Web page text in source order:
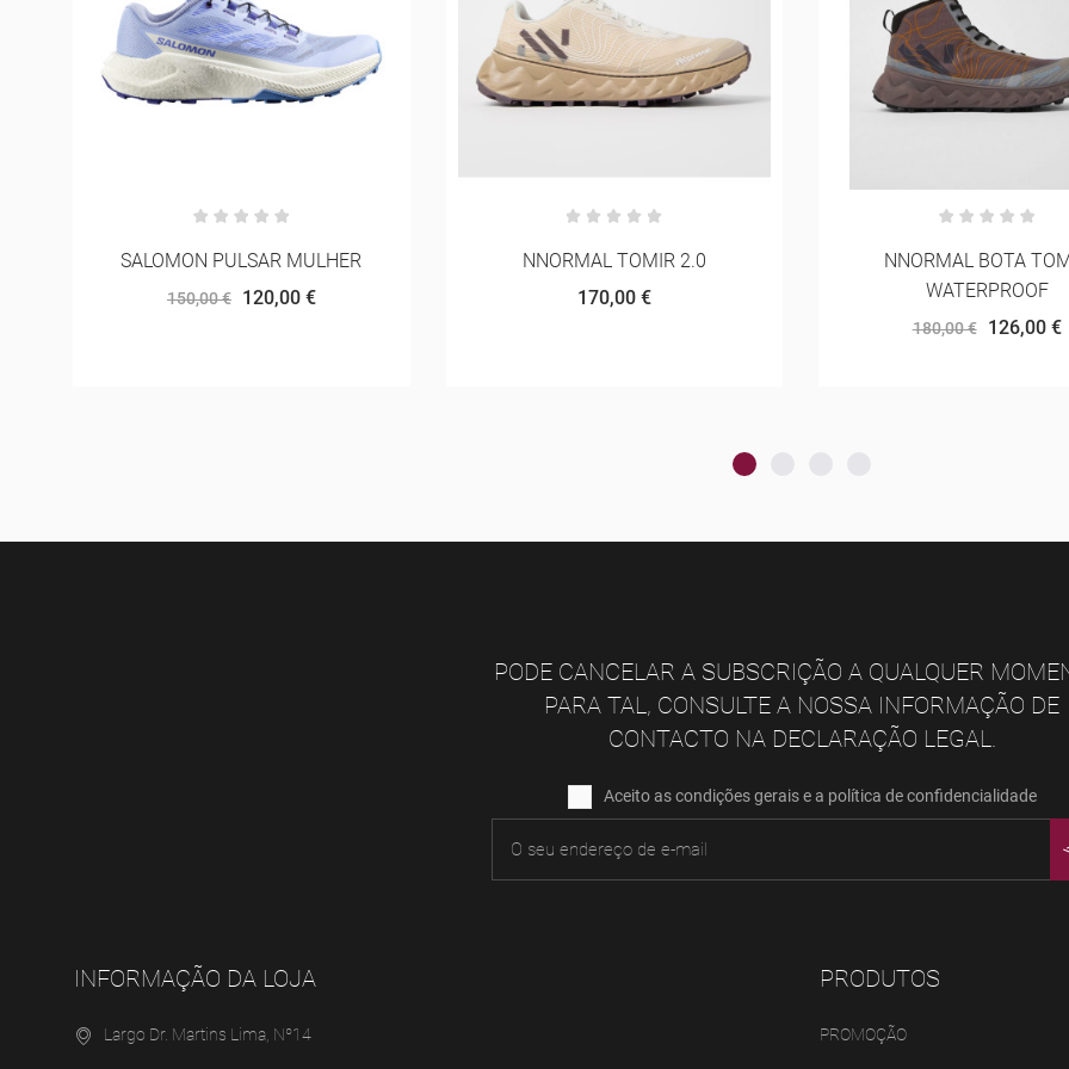
NNORMAL TOMIR 2.0
170,00 €
NNORMAL BOTA TOMIR
WATERPROOF
HOKA SPEEDGOAT 7
165,00 € 156,75 €
PODE CANCELAR A SUBSCRIÇÃO A QUALQUER
PARA TAL, CONSULTE A NOSSA INFORMAÇÃO DE
CONTACTO NA DECLARAÇÃO LEGAL.
Aceito as condições gerais e a política de confidencialidade
INFORMAÇÃO DA LOJA
Largo Dr. Martins Lima, Nº14
PRODUTOS
PROMOÇÃO